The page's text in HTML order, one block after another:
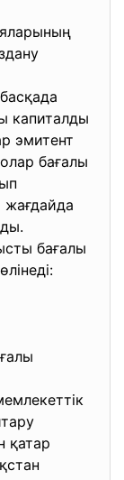
капиталды
эмитент
бағалы
жағдайда
бағалы
қатар